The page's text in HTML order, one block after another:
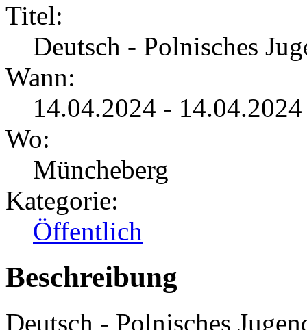
Titel:
Deutsch - Polnisches
Wann:
14.04.2024 -
Wo:
Müncheberg
Kategorie:
Öffentlich
Beschreibung
Deutsch - Polnisches